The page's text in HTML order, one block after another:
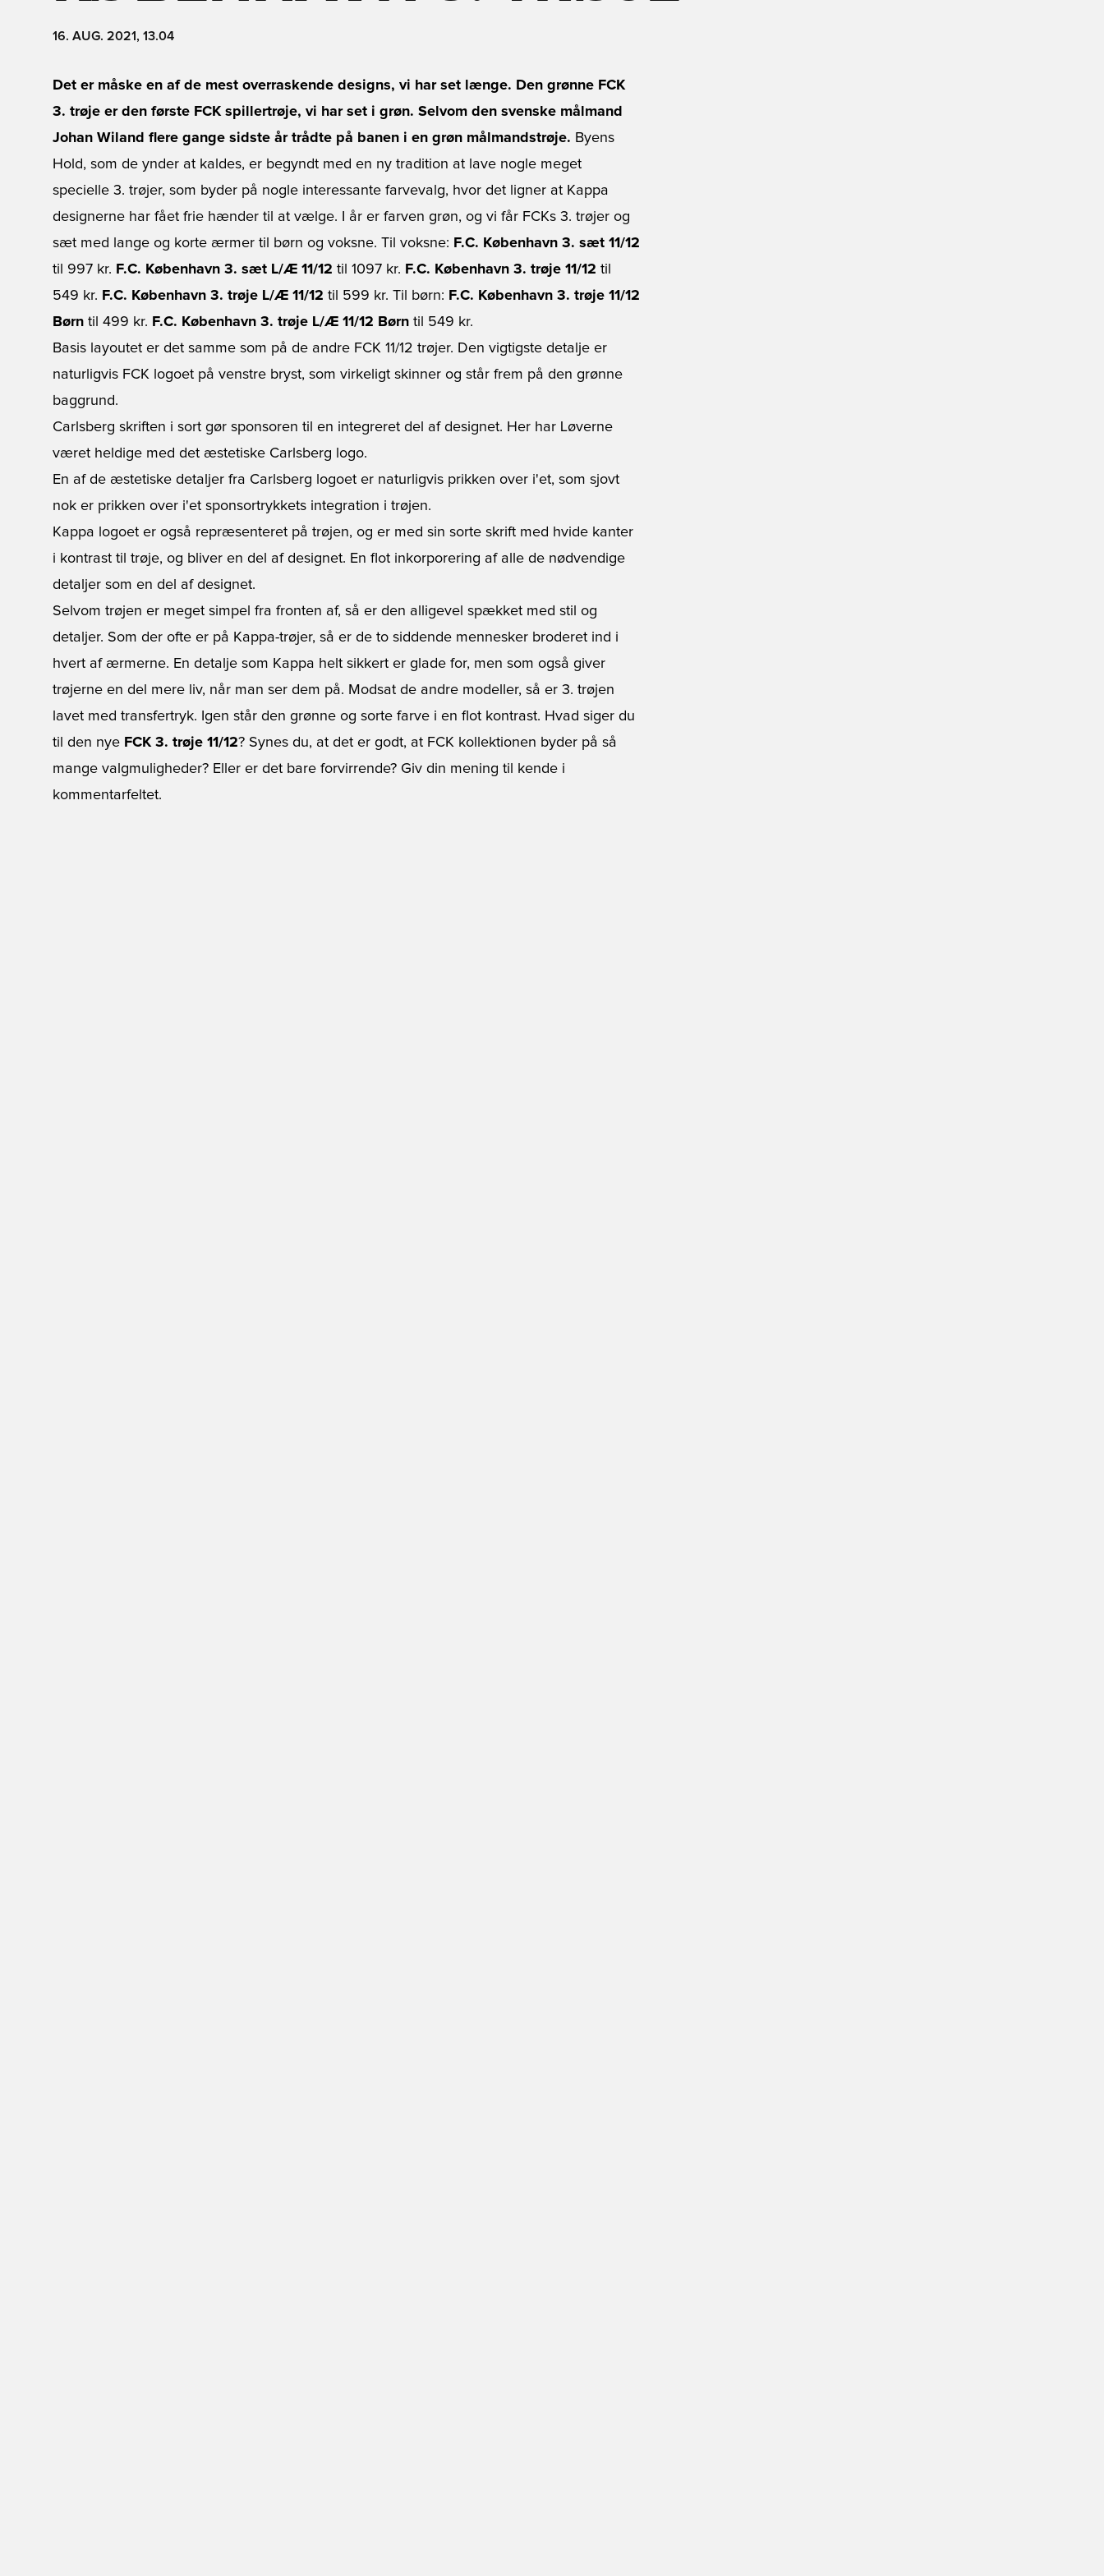
16. AUG. 2021, 13.04
Det er måske en af de mest overraskende designs, vi har set længe. Den grønne FCK
3. trøje er den første FCK spillertrøje, vi har set i grøn. Selvom den svenske målmand
Johan Wiland flere gange sidste år trådte på banen i en grøn målmandstrøje. Byens
Hold, som de ynder at kaldes, er begyndt med en ny tradition at lave nogle meget
specielle 3. trøjer, som byder på nogle interessante farvevalg, hvor det ligner at Kappa
designerne har fået frie hænder til at vælge. I år er farven grøn, og vi får FCKs 3. trøjer og
sæt med lange og korte ærmer til børn og voksne. Til voksne: F.C. København 3. sæt 11/12
til 997 kr. F.C. København 3. sæt L/Æ 11/12 til 1097 kr. F.C. København 3. trøje 11/12 til
549 kr. F.C. København 3. trøje L/Æ 11/12 til 599 kr. Til børn: F.C. København 3. trøje 11/12
Børn til 499 kr. F.C. København 3. trøje L/Æ 11/12 Børn til 549 kr.
Basis layoutet er det samme som på de andre FCK 11/12 trøjer. Den vigtigste detalje er
naturligvis FCK logoet på venstre bryst, som virkeligt skinner og står frem på den grønne
baggrund.
Carlsberg skriften i sort gør sponsoren til en integreret del af designet. Her har Løverne
været heldige med det æstetiske Carlsberg logo.
En af de æstetiske detaljer fra Carlsberg logoet er naturligvis prikken over i'et, som sjovt
nok er prikken over i'et sponsortrykkets integration i trøjen.
Kappa logoet er også repræsenteret på trøjen, og er med sin sorte skrift med hvide kanter
i kontrast til trøje, og bliver en del af designet. En flot inkorporering af alle de nødvendige
detaljer som en del af designet.
Selvom trøjen er meget simpel fra fronten af, så er den alligevel spækket med stil og
detaljer. Som der ofte er på Kappa-trøjer, så er de to siddende mennesker broderet ind i
hvert af ærmerne. En detalje som Kappa helt sikkert er glade for, men som også giver
trøjerne en del mere liv, når man ser dem på. Modsat de andre modeller, så er 3. trøjen
lavet med transfertryk. Igen står den grønne og sorte farve i en flot kontrast. Hvad siger du
til den nye FCK 3. trøje 11/12? Synes du, at det er godt, at FCK kollektionen byder på så
mange valgmuligheder? Eller er det bare forvirrende? Giv din mening til kende i
kommentarfeltet.